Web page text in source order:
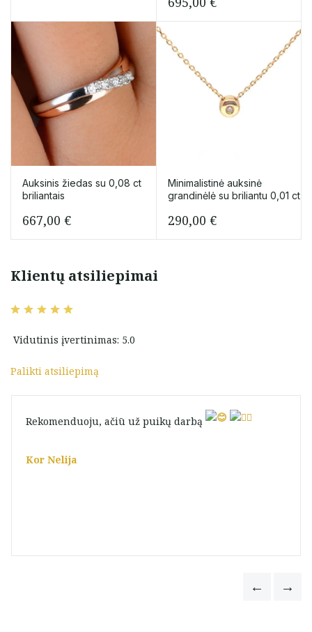
Auksinis žiedas su 0,08 сt
briliantais
667,00 €
Minimalistinė auksinė
grandinėlė su briliantu 0,01 ct
290,00 €
Klientų atsiliepimai
Vidutinis įvertinimas: 5.0
Palikti atsiliepimą
Rekomenduoju, ačiū už puikų darbą
Kor Nelija